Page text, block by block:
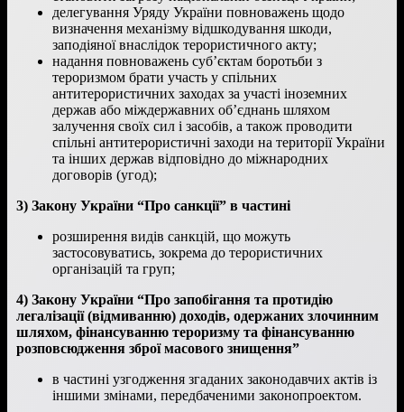
делегування Уряду України повноважень щодо
визначення механізму відшкодування шкоди,
заподіяної внаслідок терористичного акту;
надання повноважень суб’єктам боротьби з
тероризмом брати участь у спільних
антитерористичних заходах за участі іноземних
держав або міждержавних об’єднань шляхом
залучення своїх сил і засобів, а також проводити
спільні антитерористичні заходи на території України
та інших держав відповідно до міжнародних
договорів (угод);
3) Закону України “Про санкції” в частині
розширення видів санкцій, що можуть
застосовуватись, зокрема до терористичних
організацій та груп;
4) Закону України “Про запобігання та протидію
легалізації (відмиванню) доходів, одержаних злочинним
шляхом, фінансуванню тероризму та фінансуванню
розповсюдження зброї масового знищення”
в частині узгодження згаданих законодавчих актів із
іншими змінами, передбаченими законопроектом.